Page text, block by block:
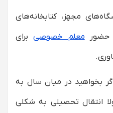
مجهز، کتابخانه‌های
حضور معلم خصوصیبرای
بخواهید در میان سال به
انتقال تحصیلی به شکلی